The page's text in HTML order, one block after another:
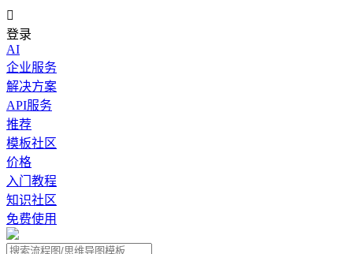

登录
AI
企业服务
解决方案
API服务
推荐
模板社区
价格
入门教程
知识社区
免费使用